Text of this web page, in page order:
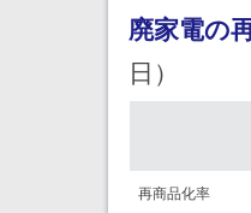
廃家電の
日）
再商品化率